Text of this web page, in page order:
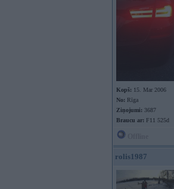
Kopš: 15. Mar 2006
No: Rīga
Ziņojumi: 3687
Braucu ar: F11 525d
rolis1987